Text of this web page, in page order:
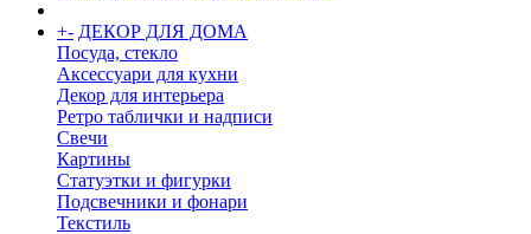
+- ДЕКОР ДЛЯ ДОМА
Посуда, стекло
Аксессуари для кухни
Декор для интерьера
Ретро таблички и надписи
Свечи
Картины
Статуэтки и фигурки
Подсвечники и фонари
Текстиль